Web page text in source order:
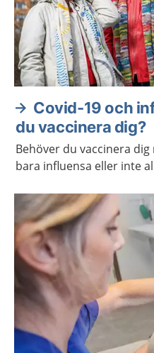
Covid-19 och
du vaccinera dig?
Behöver du vaccinera
bara influensa eller inte